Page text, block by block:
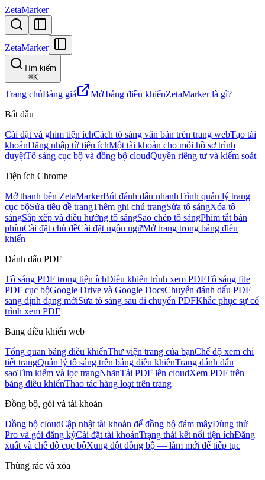
ZetaMarker
ZetaMarker
Tìm kiếm
⌘K
Trang chủBảng giá Mở bảng điều khiểnZetaMarker là gì?
Bắt đầu
Cài đặt và ghim tiện íchCách tô sáng văn bản trên trang webTạo tài
khoảnĐăng nhập từ tiện íchMột tài khoản cho mỗi hồ sơ trình
duyệtTô sáng cục bộ và đồng bộ cloudQuyền riêng tư và kiểm soát
Tiện ích Chrome
Mở thanh bên ZetaMarkerBút đánh dấu nhanhTrình quản lý trang
cục bộSửa tiêu đề trangThêm ghi chú trangSửa tô sángXóa tô
sángSắp xếp và điều hướng tô sángSao chép tô sángPhím tắt bàn
phímCài đặt chủ đềCài đặt ngôn ngữMở trang trong bảng điều
khiển
Đánh dấu PDF
Tô sáng PDF trong tiện íchĐiều khiển trình xem PDFTô sáng file
PDF cục bộGoogle Drive và Google DocsChuyển đánh dấu PDF
sang định dạng mớiSửa tô sáng sau di chuyển PDFKhắc phục sự cố
trình xem PDF
Bảng điều khiển web
Tổng quan bảng điều khiểnThư viện trang của bạnChế độ xem chi
tiết trangQuản lý tô sáng trên bảng điều khiểnTrang đánh dấu
saoTìm kiếm và lọc trangNhãnTải PDF lên cloudXem PDF trên
bảng điều khiểnThao tác hàng loạt trên trang
Đồng bộ, gói và tài khoản
Đồng bộ cloudCập nhật tài khoản để đồng bộ đám mâyDùng thử
Pro và gói đăng kýCài đặt tài khoảnTrạng thái kết nối tiện íchĐăng
xuất và chế độ cục bộXung đột đồng bộ — làm mới để tiếp tục
Thùng rác và xóa